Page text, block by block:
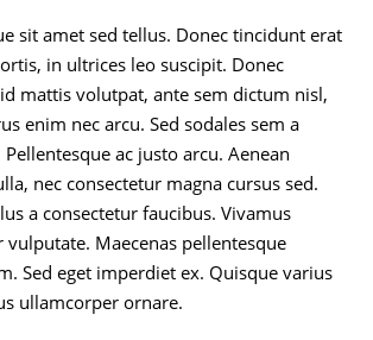
sit amet sed tellus. Donec tincidunt erat
in ultrices leo suscipit. Donec
mattis volutpat, ante sem dictum nisl,
enim nec arcu. Sed sodales sem a
ac justo arcu. Aenean
nec consectetur magna cursus sed.
a consectetur faucibus. Vivamus
Maecenas pellentesque
Sed eget imperdiet ex. Quisque varius
ullamcorper ornare.